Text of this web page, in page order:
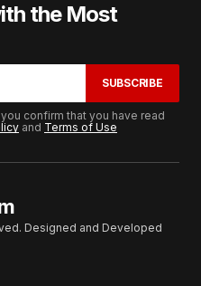
the Most
SUBSCRIBE
confirm that you have read
and Terms of Use
Designed and Developed